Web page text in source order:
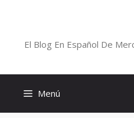
El Blog En Español De
Menú